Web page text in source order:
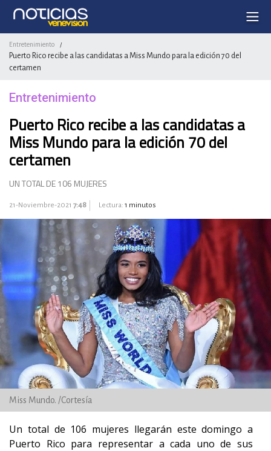
Entretenimiento /
Puerto Rico recibe a las candidatas a Miss Mundo para la edición 70 del
certamen
Entretenimiento
Puerto Rico recibe a las candidatas a
Miss Mundo para la edición 70 del
certamen
UN TOTAL DE 106 MUJERES
21-Noviembre-2021 7:48 Lectura: 1 minutos
Miss Mundo. /Cortesía
Un total de 106 mujeres llegarán este domingo a
Puerto Rico para representar a cada uno de sus